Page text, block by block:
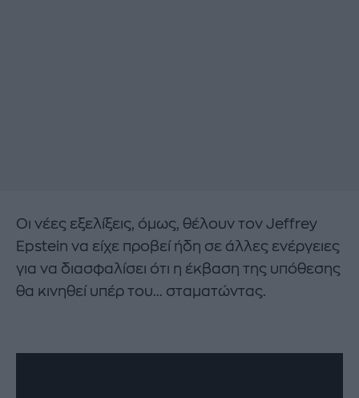
Οι νέες εξελίξεις, όμως, θέλουν τον Jeffrey
Epstein να είχε προβεί ήδη σε άλλες ενέργειες
για να διασφαλίσει ότι η έκβαση της υπόθεσης
θα κινηθεί υπέρ του... σταματώντας.